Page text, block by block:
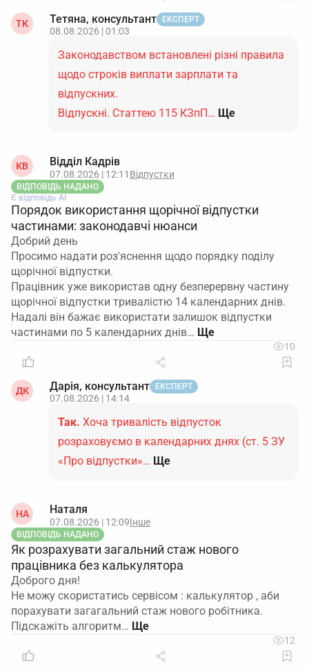
ТК Тетяна, консультант ЕКСПЕРТ
08.08.2026 | 01:03
Законодавством встановлені різні правила
щодо строків виплати зарплати та
відпускних.
Відпускні. Статтею 115 КЗпП… Ще
КВ Відділ Кадрів
07.08.2026 | 12:11 Відпустки
ВІДПОВІДЬ НАДАНО
Є відповідь АІ
Порядок використання щорічної відпустки
частинами: законодавчі нюанси
Добрий день
Просимо надати роз'яснення щодо порядку поділу
щорічної відпустки.
Працівник уже використав одну безперервну частину
щорічної відпустки тривалістю 14 календарних днів.
Надалі він бажає використати залишок відпустки
частинами по 5 календарних днів…
10
ДК Дарія, консультант ЕКСПЕРТ
07.08.2026 | 14:14
Так. Хоча тривалість відпусток
розраховуємо в календарних днях (ст. 5 ЗУ
«Про відпустки»… Ще
НА Наталя
07.08.2026 | 12:09Інше
ВІДПОВІДЬ НАДАНО
Як розрахувати загальний стаж нового
працівника без калькулятора
Доброго дня!
Не можу скористатись сервісом : калькулятор , аби
порахувати загагальний стаж нового робітника.
Підскажіть алгоритм…
12